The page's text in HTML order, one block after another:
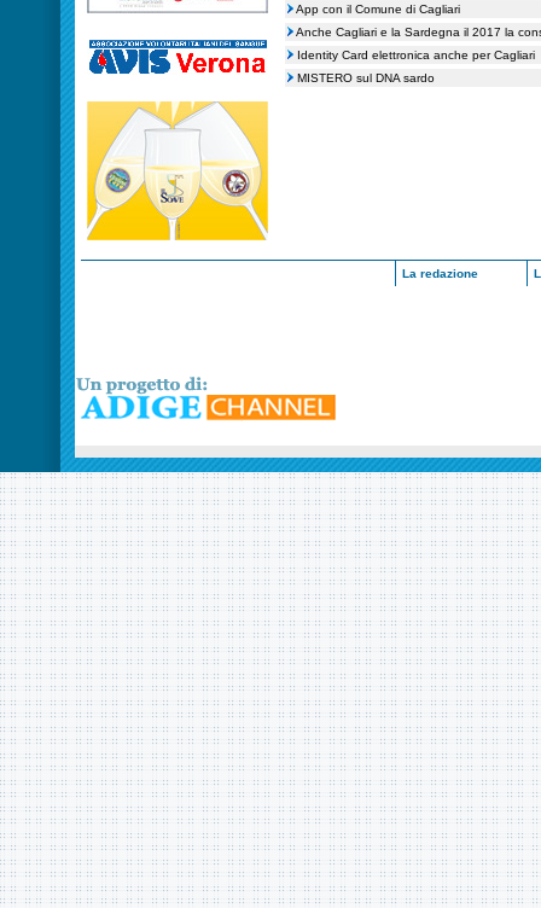
App con il Comune di Cagliari
Anche Cagliari e la Sardegna il 2017 la
Identity Card elettronica anche per Cagliari
MISTERO sul DNA sardo
La redazione